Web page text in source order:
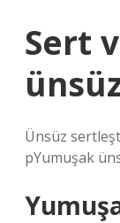
Sert
Ünsüz
pYumuşak